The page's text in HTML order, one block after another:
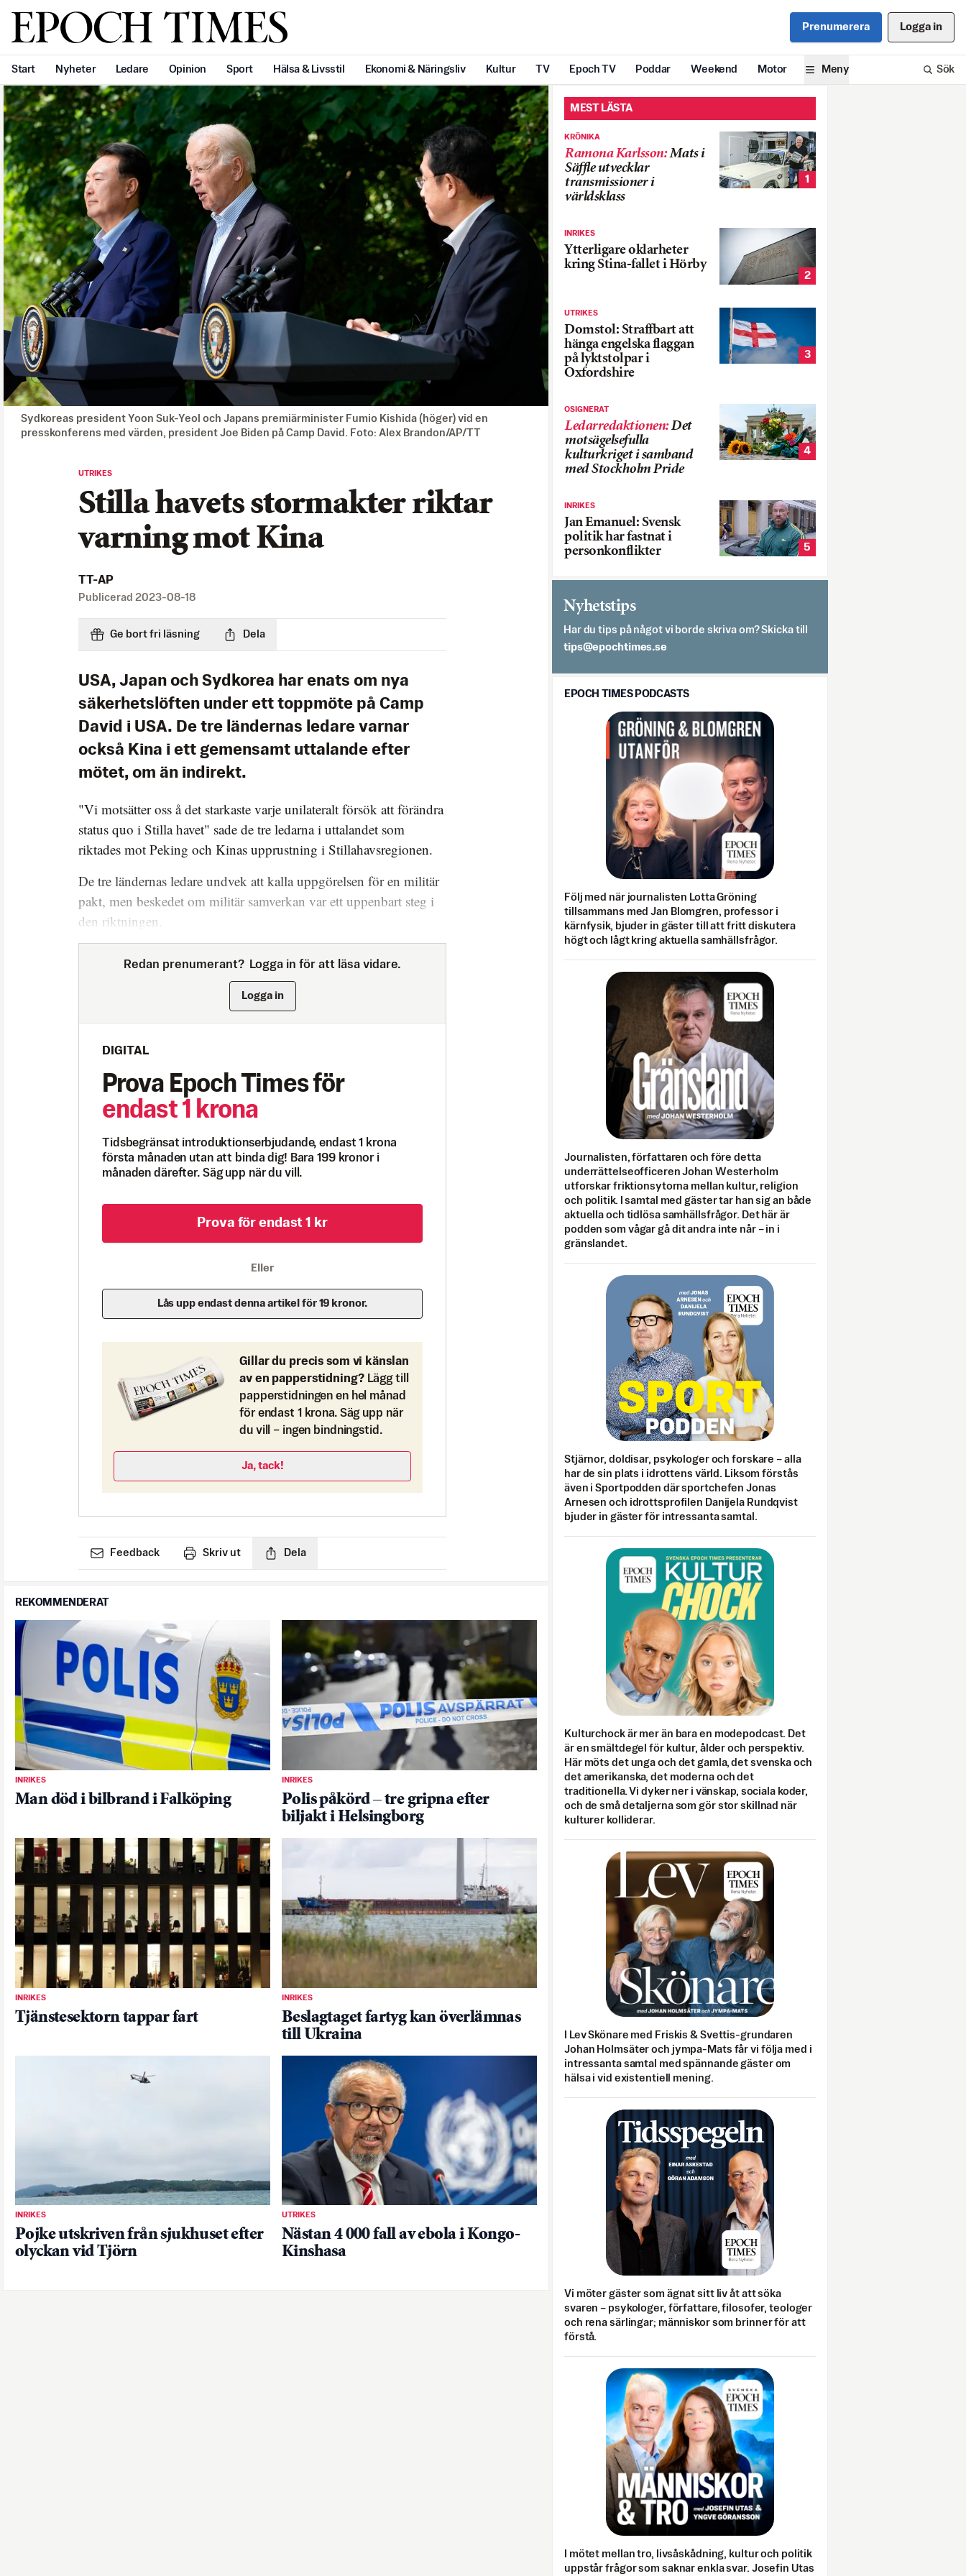
Svenska Epoch Times Prenumerera Logga in
Start Nyheter Ledare Opinion Sport Hälsa & Livsstil Ekonomi & Näringsliv Kultur TV Epoch TV Poddar Weekend Motor Meny Sök
Sydkoreas president Yoon Suk-Yeol och Japans premiärminister Fumio Kishida (höger) vid en
presskonferens med värden, president Joe Biden på Camp David. Foto: Alex Brandon/AP/TT
UTRIKES
Stilla havets stormakter riktar
varning mot Kina
TT-AP
Publicerad 2023-08-18
Ge bort fri läsning Dela
USA, Japan och Sydkorea har enats om nya
säkerhetslöften under ett toppmöte på Camp
David i USA. De tre ländernas ledare varnar
också Kina i ett gemensamt uttalande efter
mötet, om än indirekt.
"Vi motsätter oss å det starkaste varje unilateralt försök att förändra
status quo i Stilla havet" sade de tre ledarna i uttalandet som
riktades mot Peking och Kinas upprustning i Stillahavsregionen.
De tre ländernas ledare undvek att kalla uppgörelsen för en militär
pakt, men beskedet om militär samverkan var ett uppenbart steg i
den riktningen.
Redan prenumerant? Logga in för att läsa vidare.
Logga in
DIGITAL
Prova Epoch Times för
endast 1 krona
Tidsbegränsat introduktionserbjudande, endast 1 krona
första månaden utan att binda dig! Bara 199 kronor i
månaden därefter. Säg upp när du vill.
Prova för endast 1 kr
Eller
Lås upp endast denna artikel för 19 kronor.
Gillar du precis som vi känslan
av en papperstidning? Lägg till
papperstidningen en hel månad
för endast 1 krona. Säg upp när
du vill – ingen bindningstid.
Ja, tack!
Feedback Skriv ut Dela
REKOMMENDERAT
INRIKES
Man död i bilbrand i Falköping
INRIKES
Polis påkörd – tre gripna efter
biljakt i Helsingborg
INRIKES
Tjänstesektorn tappar fart
INRIKES
Beslagtaget fartyg kan överlämnas
till Ukraina
INRIKES
Pojke utskriven från sjukhuset efter
olyckan vid Tjörn
UTRIKES
Nästan 4 000 fall av ebola i Kongo-
Kinshasa
MEST LÄSTA
KRÖNIKA
Ramona Karlsson:Mats i
Säffle utvecklar
transmissioner i
världsklass
1
INRIKES
Ytterligare oklarheter
kring Stina-fallet i Hörby
2
UTRIKES
Domstol: Straffbart att
hänga engelska flaggan
på lyktstolpar i
Oxfordshire
3
OSIGNERAT
Ledarredaktionen:Det
motsägelsefulla
kulturkriget i samband
med Stockholm Pride
4
INRIKES
Jan Emanuel: Svensk
politik har fastnat i
personkonflikter
5
Nyhetstips
Har du tips på något vi borde skriva om? Skicka till
es.semithcope@spit
EPOCH TIMES PODCASTS
Följ med när journalisten Lotta Gröning
tillsammans med Jan Blomgren, professor i
kärnfysik, bjuder in gäster till att fritt diskutera
högt och lågt kring aktuella samhällsfrågor.
Journalisten, författaren och före detta
underrättelseofficeren Johan Westerholm
utforskar friktionsytorna mellan kultur, religion
och politik. I samtal med gäster tar han sig an både
aktuella och tidlösa samhällsfrågor. Det här är
podden som vågar gå dit andra inte når – in i
gränslandet.
Stjärnor, doldisar, psykologer och forskare – alla
har de sin plats i idrottens värld. Liksom förstås
även i Sportpodden där sportchefen Jonas
Arnesen och idrottsprofilen Danijela Rundqvist
bjuder in gäster för intressanta samtal.
Kulturchock är mer än bara en modepodcast. Det
är en smältdegel för kultur, ålder och perspektiv.
Här möts det unga och det gamla, det svenska och
det amerikanska, det moderna och det
traditionella. Vi dyker ner i vänskap, sociala koder,
och de små detaljerna som gör stor skillnad när
kulturer kolliderar.
I Lev Skönare med Friskis & Svettis-grundaren
Johan Holmsäter och jympa-Mats får vi följa med i
intressanta samtal med spännande gäster om
hälsa i vid existentiell mening.
Vi möter gäster som ägnat sitt liv åt att söka
svaren – psykologer, författare, filosofer, teologer
och rena särlingar; människor som brinner för att
förstå.
I mötet mellan tro, livsåskådning, kultur och politik
uppstår frågor som saknar enkla svar. Josefin Utas